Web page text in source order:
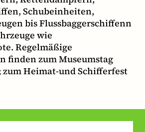
Schubeinheiten,
bis Flussbaggerschiffenn
wie
Regelmäßige
finden zum Museumstag
zum Heimat-und Schifferfest